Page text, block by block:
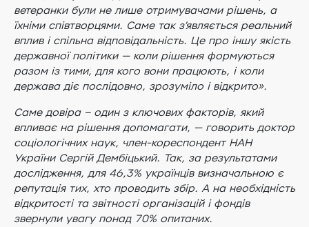
ветеранки були не лише отримувачами рішень, а
їхніми співтворцями. Саме так з’являється реальний
вплив і спільна відповідальність. Це про іншу якість
державної політики — коли рішення формуються
разом із тими, для кого вони працюють, і коли
держава діє послідовно, зрозуміло і відкрито».
Саме довіра – один з ключових факторів, який
впливає на рішення допомагати, — говорить доктор
соціологічних наук, член-кореспондент НАН
України Сергій Дембіцький. Так, за результатами
дослідження, для 46,3% українців визначальною є
репутація тих, хто проводить збір. А на необхідність
відкритості та звітності організацій і фондів
звернули увагу понад 70% опитаних.